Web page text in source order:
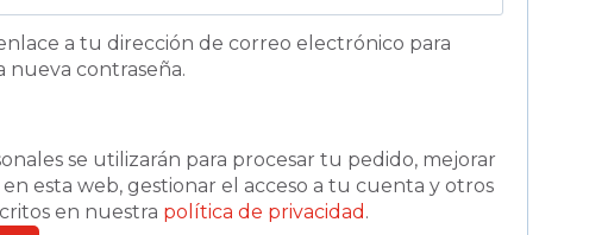
g
a
r
i
l
i
a
t
a tu dirección de correo electrónico para
nueva contraseña.
se utilizarán para procesar tu pedido, mejorar
esta web, gestionar el acceso a tu cuenta y otros
en nuestra política de privacidad .